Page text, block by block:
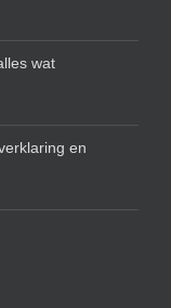
wat
en